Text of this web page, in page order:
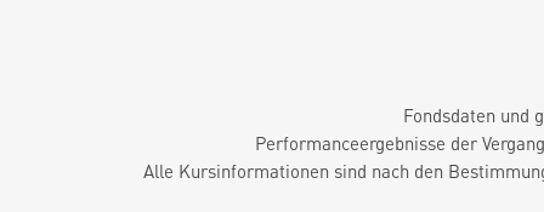
Fondsdaten und
Performanceergebnisse der
Alle Kursinformationen sind nach den